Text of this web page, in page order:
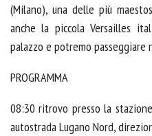
(Milano), una delle più
anche la piccola Versailles
palazzo e potremo passeggiare
PROGRAMMA
08:30 ritrovo presso la
autostrada Lugano Nord,